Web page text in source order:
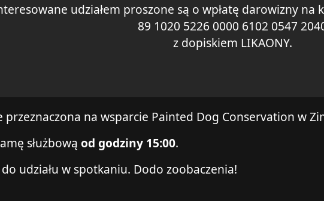
udziałem proszone są o wpłatę darowizny na
89 1020 5226 0000 6102 0547
z dopiskiem LIKAONY.
przeznaczona na wsparcie Painted Dog Conservation w
służbową od godziny 15:00.
udziału w spotkaniu. Dodo zoobaczenia!